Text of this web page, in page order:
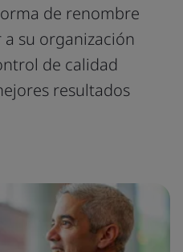
de renombre
su organización
de calidad
resultados